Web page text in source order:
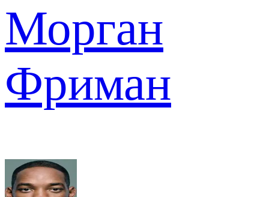
Морган
Фриман